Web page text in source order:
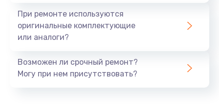
Замена батарейки BIOS
Заказать
При ремонте используются
оригинальные комплектующие
или аналоги?
Возможен ли срочный ремонт?
Могу при нем присутствовать?